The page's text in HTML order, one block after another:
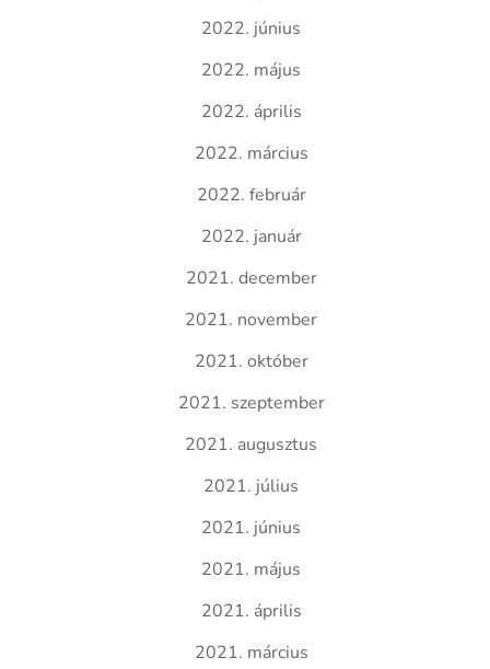
2022. június
2022. május
2022. április
2022. március
2022. február
2022. január
2021. december
2021. november
2021. október
2021. szeptember
2021. augusztus
2021. július
2021. június
2021. május
2021. április
2021. március